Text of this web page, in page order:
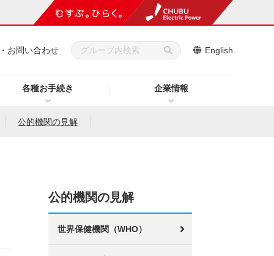
各種お手続き 企業情報
お問い合わせ English
公的機関の見解
公的機関の見解
世界保健機関（WHO）